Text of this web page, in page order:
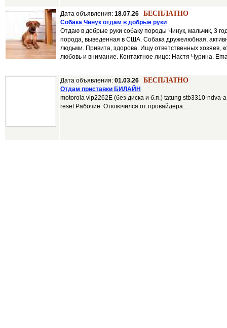
Дата объявления: 18.07.26 БЕСПЛАТНО
Собака Чинук отдам в добрые руки
Отдаю в добрые руки собаку породы Чинук, мальчик, 3
порода, выведенная в США. Собака дружелюбная,
людьми. Привита, здорова. Ищу ответственных хозяев,
любовь и внимание. Контактное лицо: Настя Чурина.
Дата объявления: 01.03.26 БЕСПЛАТНО
Отдам приставки БИЛАЙН
motorola vip2262E (без диска и б.п.) tatung stb3310-ndva-
reset Рабочие. Отключился от провайдера....